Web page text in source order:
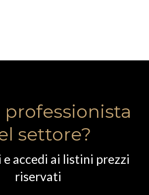
professionista
settore?
accedi ai listini prezzi
riservati